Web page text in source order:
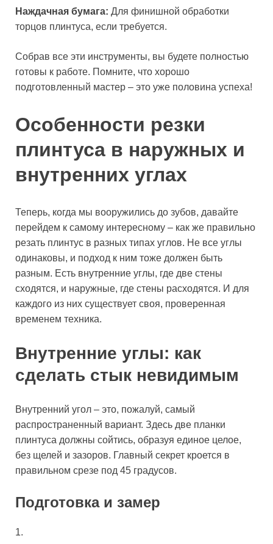
Наждачная бумага: Для финишной обработки
торцов плинтуса, если требуется.
Собрав все эти инструменты, вы будете полностью
готовы к работе. Помните, что хорошо
подготовленный мастер – это уже половина успеха!
Особенности резки
плинтуса в наружных и
внутренних углах
Теперь, когда мы вооружились до зубов, давайте
перейдем к самому интересному – как же правильно
резать плинтус в разных типах углов. Не все углы
одинаковы, и подход к ним тоже должен быть
разным. Есть внутренние углы, где две стены
сходятся, и наружные, где стены расходятся. И для
каждого из них существует своя, проверенная
временем техника.
Внутренние углы: как
сделать стык невидимым
Внутренний угол – это, пожалуй, самый
распространенный вариант. Здесь две планки
плинтуса должны сойтись, образуя единое целое,
без щелей и зазоров. Главный секрет кроется в
правильном срезе под 45 градусов.
Подготовка и замер
1.